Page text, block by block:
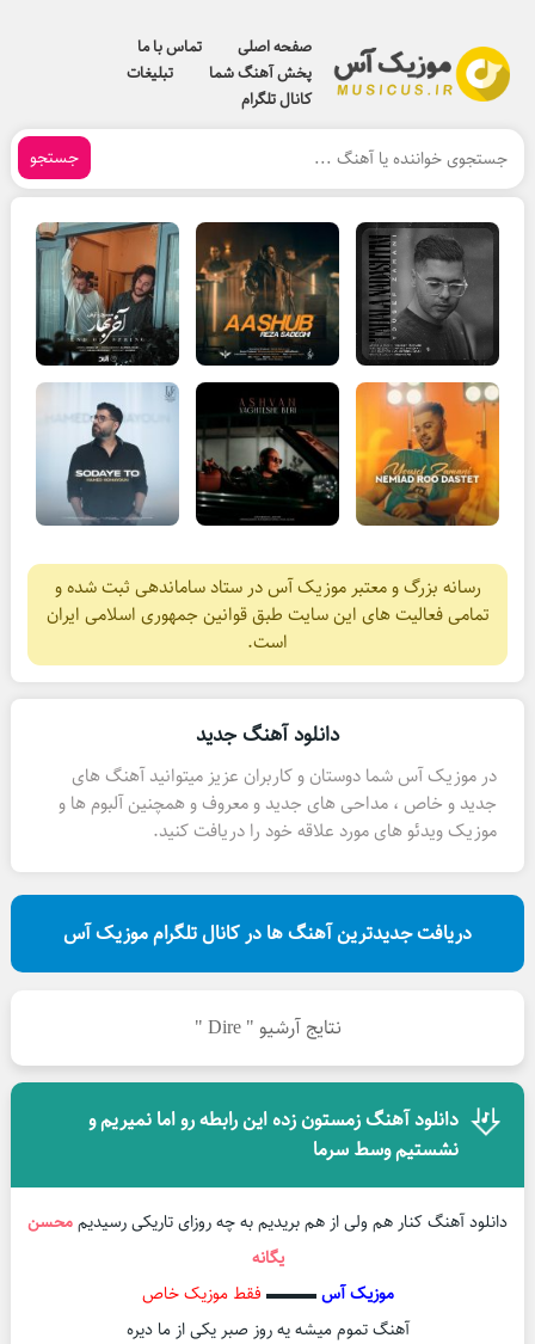
صفحه اصلی
تماس با ما
پخش آهنگ شما
تبلیغات
کانال تلگرام
جستجو
رسانه بزرگ و معتبر موزیک آس در ستاد ساماندهی ثبت شده و
تمامی فعالیت های این سایت طبق قوانین جمهوری اسلامی ایران
است.
دانلود آهنگ جدید
در موزیک آس شما دوستان و کاربران عزیز میتوانید آهنگ های
جدید و خاص ، مداحی های جدید و معروف و همچنین آلبوم ها و
موزیک ویدئو های مورد علاقه خود را دریافت کنید.
دریافت جدیدترین آهنگ ها در کانال تلگرام موزیک آس
نتایج آرشیو " Dire "
دانلود آهنگ زمستون زده این رابطه رو اما نمیریم و
نشستیم وسط سرما
دانلود آهنگ کنار هم ولی از هم بریدیم به چه روزای تاریکی رسیدیممحسن
یگانه
موزیک آس▬▬▬ فقط موزیک خاص
آهنگ تموم میشه یه روز صبر یکی از ما دیره